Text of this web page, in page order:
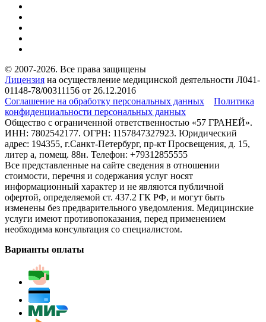
© 2007-2026. Все права защищены
Лицензия на осуществление медицинской деятельности Л041-
01148-78/00311156 от 26.12.2016
Соглашение на обработку персональных данных
Политика
конфиденциальности персональных данных
Общество с ограниченной ответственностью «57 ГРАНЕЙ».
ИНН: 7802542177. ОГРН: 1157847327923. Юридический
адрес: 194355, г.Санкт-Петербург, пр-кт Просвещения, д. 15,
литер а, помещ. 88н. Телефон: +79312855555
Все представленные на сайте сведения в отношении
стоимости, перечня и содержания услуг носят
информационный характер и не являются публичной
офертой, определяемой ст. 437.2 ГК РФ, и могут быть
изменены без предварительного уведомления. Медицинские
услуги имеют противопоказания, перед применением
необходима консультация со специалистом.
Варианты оплаты